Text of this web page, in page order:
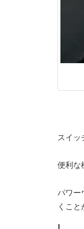
スイッ
便利な
パワー
くこと